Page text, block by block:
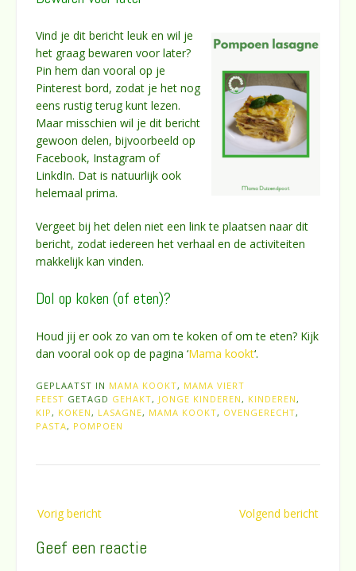
Vind je dit bericht leuk en wil je
het graag bewaren voor later?
Pin hem dan vooral op je
Pinterest bord, zodat je het nog
eens rustig terug kunt lezen.
Maar misschien wil je dit bericht
gewoon delen, bijvoorbeeld op
Facebook, Instagram of
LinkdIn. Dat is natuurlijk ook
helemaal prima.
Vergeet bij het delen niet een link te plaatsen naar dit
bericht, zodat iedereen het verhaal en de activiteiten
makkelijk kan vinden.
Dol op koken (of eten)?
Houd jij er ook zo van om te koken of om te eten? Kijk
dan vooral ook op de pagina ‘Mama kookt‘.
GEPLAATST IN MAMA KOOKT, MAMA VIERT
FEEST GETAGD GEHAKT, JONGE KINDEREN, KINDEREN,
KIP, KOKEN, LASAGNE, MAMA KOOKT, OVENGERECHT,
PASTA, POMPOEN
navigatie
Vorig bericht Volgend bericht
Geef een reactie